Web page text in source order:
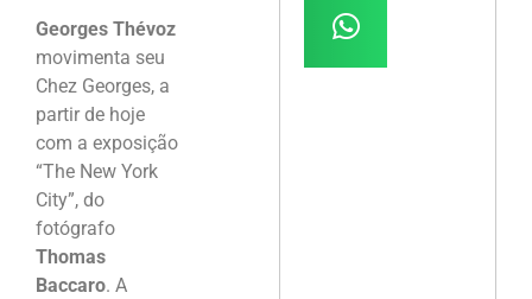
Georges Thévoz
movimenta seu
Chez Georges, a
partir de hoje
com a exposição
“The New York
City”, do
fotógrafo
Thomas
Baccaro. A